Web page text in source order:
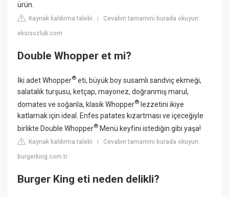
ürün.
Kaynak kaldırma talebi |Cevabın tamamını burada okuyun:
eksisozluk.com
Double Whopper et mi?
İki adet Whopper® eti, büyük boy susamlı sandviç ekmeği,
salatalık turşusu, ketçap, mayonez, doğranmış marul,
domates ve soğanla, klasik Whopper® lezzetini ikiye
katlamak için ideal. Enfes patates kızartması ve içeceğiyle
birlikte Double Whopper® Menü keyfini istediğin gibi yaşa!
Kaynak kaldırma talebi |Cevabın tamamını burada okuyun:
burgerking.com.tr
Burger King eti neden delikli?